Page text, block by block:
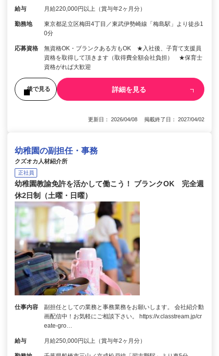
給与 月給220,000円以上（賞与年2ヶ月分）
勤務地
東京都足立区梅田4丁目／東武伊勢崎線「梅島駅」より徒歩1
0分
応募資格
無資格OK・ブランクある方もOK ★入社後、子育て支援員
資格を取得して頂きます（取得費全額会社負担） ★保育士
資格がれば大歓迎
後で見る 詳細を見る
更新日： 2026/04/08 掲載終了日： 2027/04/02
幼稚園の副担任・事務
クズオカ人材紹介所
正社員
幼稚園教諭免許を活かして働こう！ ブランクOK 完全週
休2日制（土曜・日曜）
仕事内容
副担任としての業務と事務業務をお願いします。 会社紹介動
画配信中！お気軽にご相談下さい。 https://v.classtream.jp/cr
eate-gro…
給与 月給250,000円以上（賞与年2ヶ月分）